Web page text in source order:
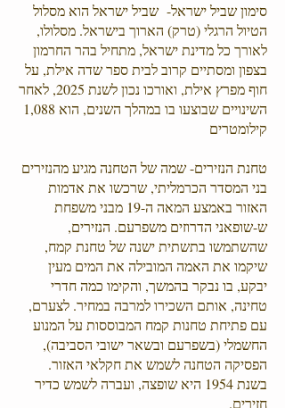
סימון שביל ישראל- שביל ישראל הוא מסלול
הטיול הרגלי (טרק) הארוך בישראל. מסלולו,
לאורך כל מדינת ישראל, מתחיל בהר החרמון
בצפון ומסתיים קרוב לבית ספר שדה אילת, על
חוף מפרץ אילת, ואורכו נכון לשנת 2025, לאחר
השינויים שבוצעו בו במהלך השנים, הוא 1,088
קילומטרים
טחנת הנזירים- שמה של הטחנה מגיע מהנזירים
בני המסדר הכרמליתי, שרכשו את אדמות
האזור באמצע המאה ה-19 מבני משפחת
ש-שופאני הדרוזים משפרעם. הנזירים,
שהשתמשו בתשתית ישנה של טחנת קמח,
שיקמו את האמה המובילה את המים מעין
יבקע, בו נבקר בהמשך, והקימו כמה חדרי
טחינה, אותם השכירו למרבה במחיר. לצערם,
עם פתיחת טחנות קמח המבוססות על המנוע
החשמלי (בשפרעם ובשאר ישובי הסביבה),
הפסיקה הטחנה לשמש את חקלאי האזור.
בשנת 1954 היא שופצה, ועברה לשמש כדיר
חזירים.